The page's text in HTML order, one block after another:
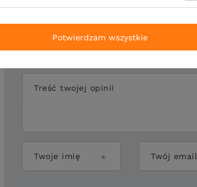
Twoja ocena:
5/5
Treść twojej opinii
Twoje imię Twój email
Potwierdzam wszystkie